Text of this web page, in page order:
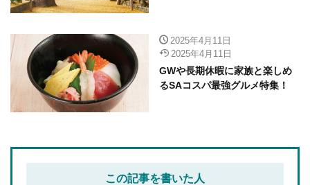
2025年4月11日
2025年4月11日
GWや長期休暇に家族と楽しめ
るSAコスパ最強グルメ特集！
この記事を書いた人